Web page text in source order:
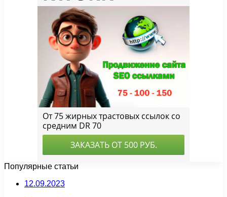
Популярные статьи
12.09.2023